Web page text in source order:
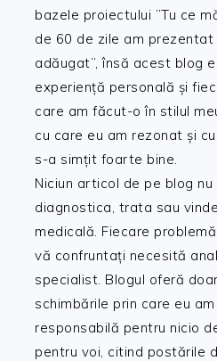
bazele proiectului ”Tu ce
de 60 de zile am prezentat
adăugat”, însă acest blog
experiență personală și
care am făcut-o în stilul
cu care eu am rezonat și
s-a simțit foarte bine.
Niciun articol de pe blog
diagnostica, trata sau
medicală. Fiecare
vă confruntați necesită
specialist. Blogul oferă
schimbările prin care eu
responsabilă pentru nicio
pentru voi, citind postările